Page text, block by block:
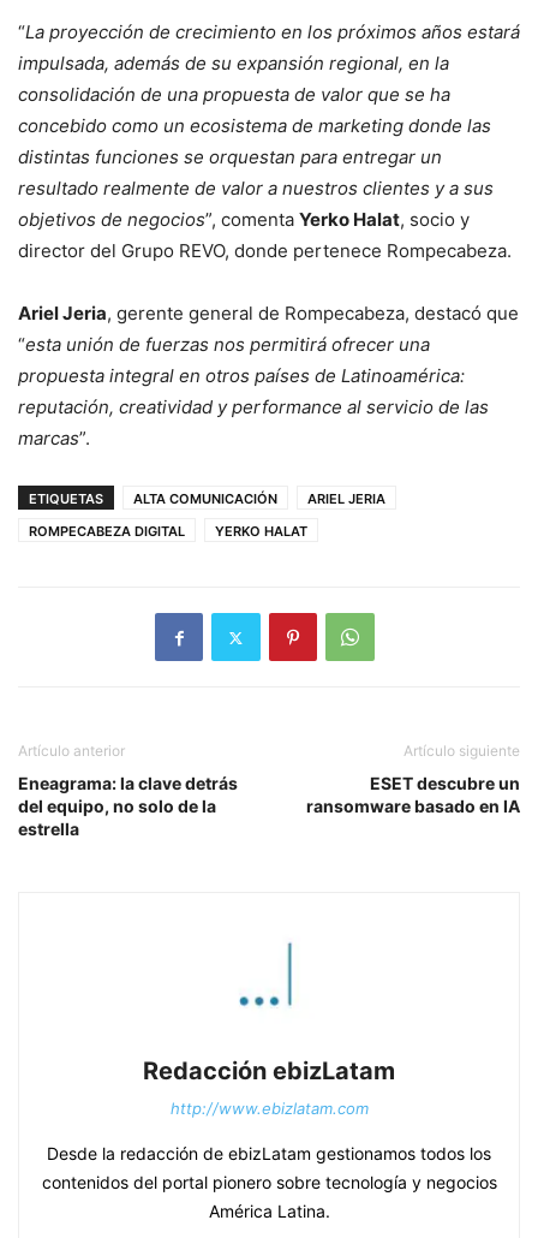
“La proyección de crecimiento en los próximos años estará
impulsada, además de su expansión regional, en la
consolidación de una propuesta de valor que se ha
concebido como un ecosistema de marketing donde las
distintas funciones se orquestan para entregar un
resultado realmente de valor a nuestros clientes y a sus
objetivos de negocios”, comenta Yerko Halat, socio y
director del Grupo REVO, donde pertenece Rompecabeza.
Ariel Jeria, gerente general de Rompecabeza, destacó que
“esta unión de fuerzas nos permitirá ofrecer una
propuesta integral en otros países de Latinoamérica:
reputación, creatividad y performance al servicio de las
marcas”.
ETIQUETAS ALTA COMUNICACIÓN
ARIEL JERIA
ROMPECABEZA DIGITAL
YERKO HALAT
Artículo anterior
Eneagrama: la clave detrás
del equipo, no solo de la
estrella
Artículo siguiente
ESET descubre un
ransomware basado en IA
Redacción ebizLatam
http://www.ebizlatam.com
Desde la redacción de ebizLatam gestionamos todos los
contenidos del portal pionero sobre tecnología y negocios
América Latina.